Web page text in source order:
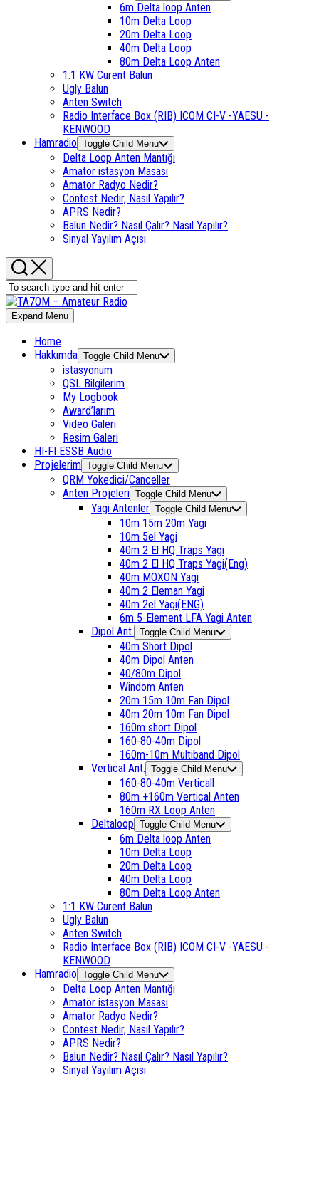
6m Delta loop Anten
10m Delta Loop
20m Delta Loop
40m Delta Loop
80m Delta Loop Anten
1:1 KW Curent Balun
Ugly Balun
Anten Switch
Radio Interface Box (RIB) ICOM CI-V -YAESU -
KENWOOD
Hamradio Toggle Child Menu
Delta Loop Anten Mantığı
Amatör istasyon Masası
Amatör Radyo Nedir?
Contest Nedir, Nasıl Yapılır?
APRS Nedir?
Balun Nedir? Nasıl Çalır? Nasıl Yapılır?
Sinyal Yayılım Açısı
Expand Menu
Home
Hakkımda Toggle Child Menu
istasyonum
QSL Bilgilerim
My Logbook
Award’larım
Video Galeri
Resim Galeri
HI-FI ESSB Audio
Projelerim Toggle Child Menu
QRM Yokedici/Canceller
Anten Projeleri Toggle Child Menu
Yagi Antenler Toggle Child Menu
10m 15m 20m Yagi
10m 5el Yagi
40m 2 El HQ Traps Yagi
40m 2 El HQ Traps Yagi(Eng)
40m MOXON Yagi
40m 2 Eleman Yagi
40m 2el Yagi(ENG)
6m 5-Element LFA Yagi Anten
Dipol Ant. Toggle Child Menu
40m Short Dipol
40m Dipol Anten
40/80m Dipol
Windom Anten
20m 15m 10m Fan Dipol
40m 20m 10m Fan Dipol
160m short Dipol
160-80-40m Dipol
160m-10m Multiband Dipol
Vertical Ant. Toggle Child Menu
160-80-40m Verticall
80m +160m Vertical Anten
160m RX Loop Anten
Deltaloop Toggle Child Menu
6m Delta loop Anten
10m Delta Loop
20m Delta Loop
40m Delta Loop
80m Delta Loop Anten
1:1 KW Curent Balun
Ugly Balun
Anten Switch
Radio Interface Box (RIB) ICOM CI-V -YAESU -
KENWOOD
Hamradio Toggle Child Menu
Delta Loop Anten Mantığı
Amatör istasyon Masası
Amatör Radyo Nedir?
Contest Nedir, Nasıl Yapılır?
APRS Nedir?
Balun Nedir? Nasıl Çalır? Nasıl Yapılır?
Sinyal Yayılım Açısı